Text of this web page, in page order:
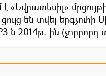
«Եվրատեսիլ»
են տվել երգչուհի
ն 2014թ.-ին (չորրորդ